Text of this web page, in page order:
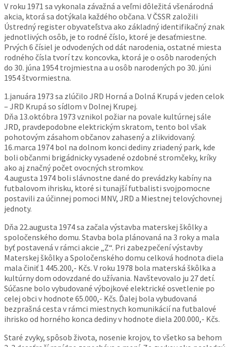
V roku 1971 sa vykonala závažná a veľmi dôležitá všenárodná
akcia, ktorá sa dotýkala každého občana. V ČSSR založili
Ústredný register obyvateľstva ako základný identifikačný znak
jednotlivých osôb, je to rodné číslo, ktoré je desaťmiestne.
Prvých 6 čísiel je odvodených od dát narodenia, ostatné miesta
rodného čísla tvorí tzv. koncovka, ktorá je o osôb narodených
do 30. júna 1954 trojmiestna a u osôb narodených po 30. júni
1954 štvormiestna.
1.januára 1973 sa zlúčilo JRD Horná a Dolná Krupá v jeden celok
– JRD Krupá so sídlom v Dolnej Krupej.
Dňa 13.októbra 1973 vznikol požiar na povale kultúrnej sále
JRD, pravdepodobne elektrickým skratom, tento bol však
pohotovým zásahom občanov zahasený a zlikvidovaný.
16.marca 1974 bol na dolnom konci dediny zriadený park, kde
boli občanmi brigádnicky vysadené ozdobné stromčeky, kríky
ako aj značný počet ovocných stromkov.
4.augusta 1974 boli slávnostne dané do prevádzky kabíny na
futbalovom ihrisku, ktoré si tunajší futbalisti svojpomocne
postavili za účinnej pomoci MNV, JRD a Miestnej telovýchovnej
jednoty.
Dňa 22.augusta 1974 sa začala výstavba materskej škôlky a
spoločenského domu. Stavba bola plánovaná na 3 roky a mala
byť postavená v rámci akcie „Z“. Pri zabezpečení výstavby
Materskej škôlky a Spoločenského domu celková hodnota diela
mala činiť 1 445.200,- Kčs. V roku 1978 bola materská škôlka a
kultúrny dom odovzdané do užívania. Navštevovalo ju 27 detí.
Súčasne bolo vybudované výbojkové elektrické osvetlenie po
celej obci v hodnote 65.000,- Kčs. Ďalej bola vybudovaná
bezprašná cesta v rámci miestnych komunikácií na futbalové
ihrisko od horného konca dediny v hodnote diela 200.000,- Kčs.
Staré zvyky, spôsob života, nosenie krojov, to všetko sa behom